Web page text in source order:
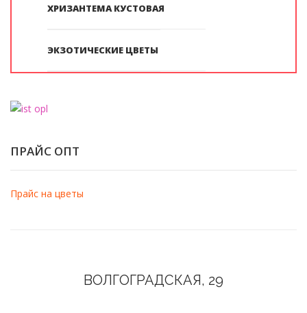
ХРИЗАНТЕМА КУСТОВАЯ
ЭКЗОТИЧЕСКИЕ ЦВЕТЫ
ПРАЙС ОПТ
Прайс на цветы
ВОЛГОГРАДСКАЯ, 29